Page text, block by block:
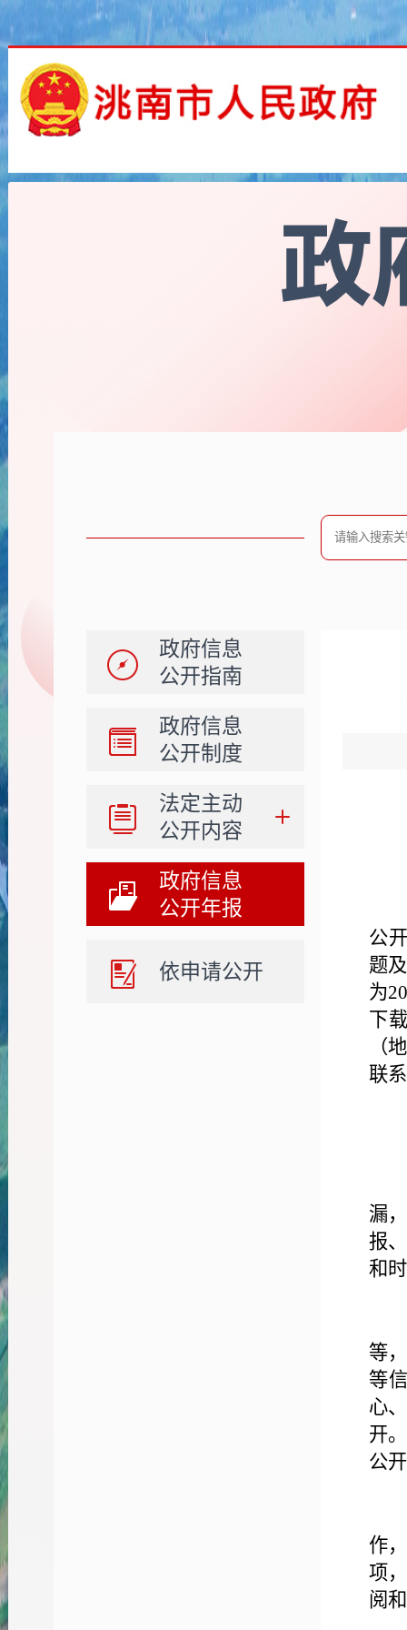
政府信息
公开指南
政府信息
公开制度
法定主动
公开内容
政府信息
公开年报
依申请公开
公
题
为
下
（
联
漏
报
和
等
等
心
开
公开
作
项
阅